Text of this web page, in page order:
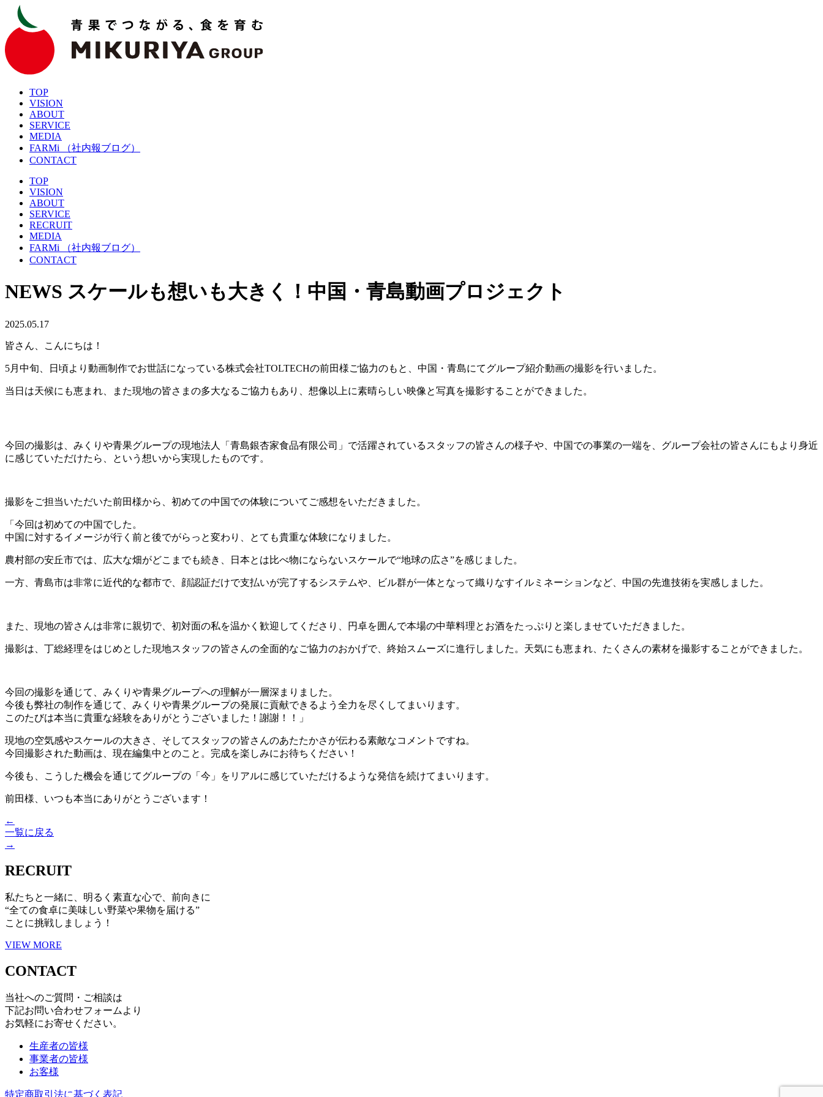
TOP
VISION
ABOUT
SERVICE
MEDIA
FARMi
（社内報ブログ）
CONTACT
TOP
VISION
ABOUT
SERVICE
RECRUIT
MEDIA
FARMi
（社内報ブログ）
CONTACT
NEWS スケールも想いも大きく！中国・青島動画プロジェクト
2025.05.17
皆さん、こんにちは！
5月中旬、日頃より動画制作でお世話になっている株式会社TOLTECHの前田様ご協力のもと、中国・青島にてグループ紹介動画の撮影を行いました。
当日は天候にも恵まれ、また現地の皆さまの多大なるご協力もあり、想像以上に素晴らしい映像と写真を撮影することができました。
今回の撮影は、みくりや青果グループの現地法人「青島銀杏家食品有限公司」で活躍されているスタッフの皆さんの様子や、中国での事業の一端を、グループ会社の皆さんにもより身近
に感じていただけたら、という想いから実現したものです。
撮影をご担当いただいた前田様から、初めての中国での体験についてご感想をいただきました。
「今回は初めての中国でした。
中国に対するイメージが行く前と後でがらっと変わり、とても貴重な体験になりました。
農村部の安丘市では、広大な畑がどこまでも続き、日本とは比べ物にならないスケールで“地球の広さ”を感じました。
一方、青島市は非常に近代的な都市で、顔認証だけで支払いが完了するシステムや、ビル群が一体となって織りなすイルミネーションなど、中国の先進技術を実感しました。
また、現地の皆さんは非常に親切で、初対面の私を温かく歓迎してくださり、円卓を囲んで本場の中華料理とお酒をたっぷりと楽しませていただきました。
撮影は、丁総経理をはじめとした現地スタッフの皆さんの全面的なご協力のおかげで、終始スムーズに進行しました。天気にも恵まれ、たくさんの素材を撮影することができました。
今回の撮影を通じて、みくりや青果グループへの理解が一層深まりました。
今後も弊社の制作を通じて、みくりや青果グループの発展に貢献できるよう全力を尽くしてまいります。
このたびは本当に貴重な経験をありがとうございました！謝謝！！」
現地の空気感やスケールの大きさ、そしてスタッフの皆さんのあたたかさが伝わる素敵なコメントですね。
今回撮影された動画は、現在編集中とのこと。完成を楽しみにお待ちください！
今後も、こうした機会を通じてグループの「今」をリアルに感じていただけるような発信を続けてまいります。
前田様、いつも本当にありがとうございます！
←
一覧に戻る
→
RECRUIT
私たちと一緒に、明るく素直な心で、前向きに
“全ての食卓に美味しい野菜や果物を届ける”
ことに挑戦しましょう！
VIEW MORE
CONTACT
当社へのご質問・ご相談は
下記お問い合わせフォームより
お気軽にお寄せください。
生産者の皆様
事業者の皆様
お客様
特定商取引法に基づく表記